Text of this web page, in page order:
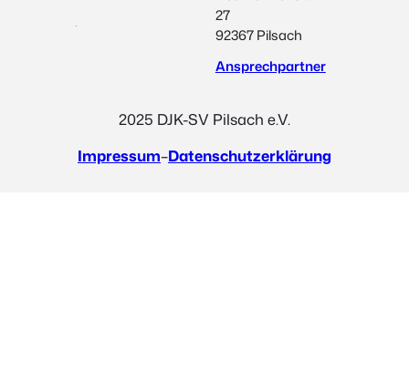
27
92367 Pilsach
Ansprechpartner
2025 DJK-SV Pilsach e.V.
Impressum–Datenschutzerklärung